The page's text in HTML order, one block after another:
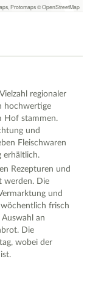
Protomaps©OpenStreetMap
regionaler
hochwertige
Hof stammen.
und
Fleischwaren
erhältlich.
Rezepturen und
werden. Die
und
frisch
an
Die
wobei der